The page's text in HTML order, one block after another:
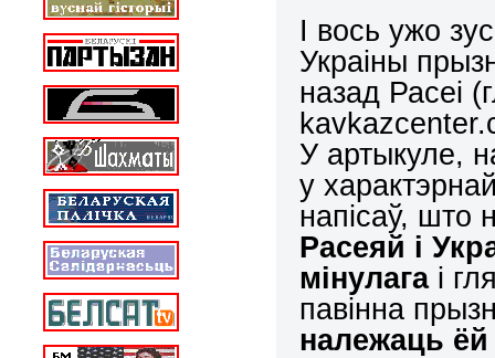
І вось ужо
Украіны
назад Расеі
У артыкуле,
у
напісаў, што
Расеяй і
мінулагаі
павінна
належаць